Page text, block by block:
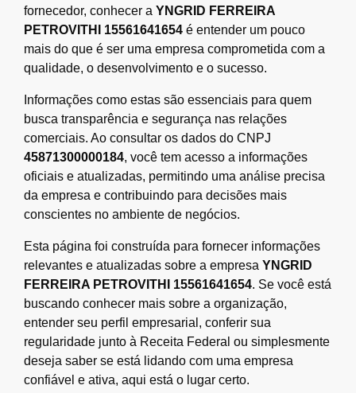
fornecedor, conhecer a YNGRID FERREIRA
PETROVITHI 15561641654 é entender um pouco
mais do que é ser uma empresa comprometida com a
qualidade, o desenvolvimento e o sucesso.
Informações como estas são essenciais para quem
busca transparência e segurança nas relações
comerciais. Ao consultar os dados do CNPJ
45871300000184, você tem acesso a informações
oficiais e atualizadas, permitindo uma análise precisa
da empresa e contribuindo para decisões mais
conscientes no ambiente de negócios.
Esta página foi construída para fornecer informações
relevantes e atualizadas sobre a empresa YNGRID
FERREIRA PETROVITHI 15561641654. Se você está
buscando conhecer mais sobre a organização,
entender seu perfil empresarial, conferir sua
regularidade junto à Receita Federal ou simplesmente
deseja saber se está lidando com uma empresa
confiável e ativa, aqui está o lugar certo.